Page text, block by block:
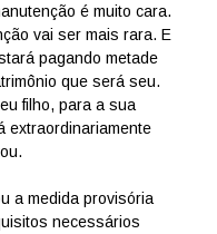
é muito cara.
vai ser mais rara. E
pagando metade
que será seu.
filho, para a sua
extraordinariamente
a medida provisória
necessários